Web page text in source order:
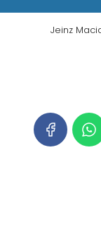
Jeinz